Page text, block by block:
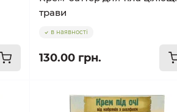
трави
в наявності
130.00 грн.